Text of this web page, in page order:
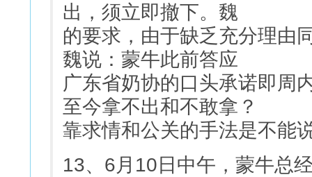
出，须立即撤下。魏
的要求，由于缺乏充分理由
魏说：蒙牛此前答应
广东省奶协的口头承诺即周
至今拿不出和不敢拿？
靠求情和公关的手法是不能
13、6月10日中午，蒙牛总